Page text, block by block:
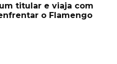
titular e viaja com
o Flamengo